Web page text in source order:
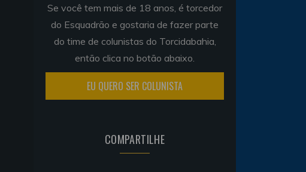
Se você tem mais de 18 anos, é torcedor
do Esquadrão e gostaria de fazer parte
do time de colunistas do Torcidabahia,
então clica no botão abaixo.
EU QUERO SER COLUNISTA
COMPARTILHE